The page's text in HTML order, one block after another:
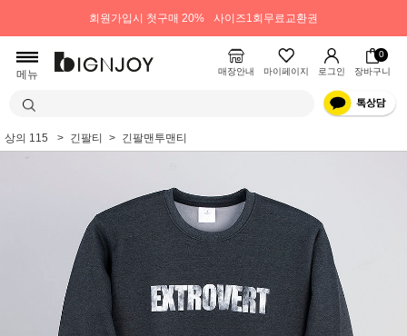
회원가입시 첫구매 20% 사이즈1회무료교환권
메뉴 매장안내 마이페이지 로그인
0
장바구니
상의 115 긴팔티 긴팔맨투맨티